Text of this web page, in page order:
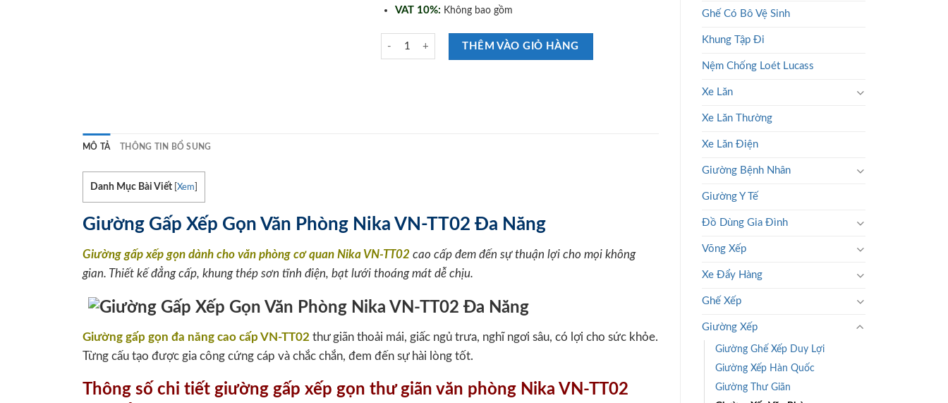
Ghế Có Bô Vệ Sinh
Khung Tập Đi
Nệm Chống Loét Lucass
Xe Lăn
Xe Lăn Thường
Xe Lăn Điện
Giường Bệnh Nhân
Giường Y Tế
Đồ Dùng Gia Đình
Võng Xếp
Xe Đẩy Hàng
Ghế Xếp
Giường Xếp
Giường Ghế Xếp Duy Lợi
Giường Xếp Hàn Quốc
Giường Thư Giãn
VAT 10%: Không bao gồm
Giường Gấp Xếp Gọn Văn Phòng Nika VN-TT02 số lượng
THÊM VÀO GIỎ HÀNG
MÔ TẢ THÔNG TIN BỔ SUNG
Danh Mục Bài Viết Xem
Giường Gấp Xếp Gọn Văn Phòng Nika VN-TT02 Đa Năng
Giường gấp xếp gọn dành cho văn phòng cơ quan Nika VN-TT02 cao cấp đem đến sự thuận lợi cho mọi không
gian. Thiết kế đẳng cấp, khung thép sơn tĩnh điện, bạt lưới thoáng mát dễ chịu.
Giường gấp gọn đa năng cao cấp VN-TT02 thư giãn thoải mái, giấc ngủ trưa, nghĩ ngơi sâu, có lợi cho sức khỏe.
Từng cấu tạo được gia công cứng cáp và chắc chắn, đem đến sự hài lòng tốt.
Thông số chi tiết giường gấp xếp gọn thư giãn văn phòng Nika VN-TT02